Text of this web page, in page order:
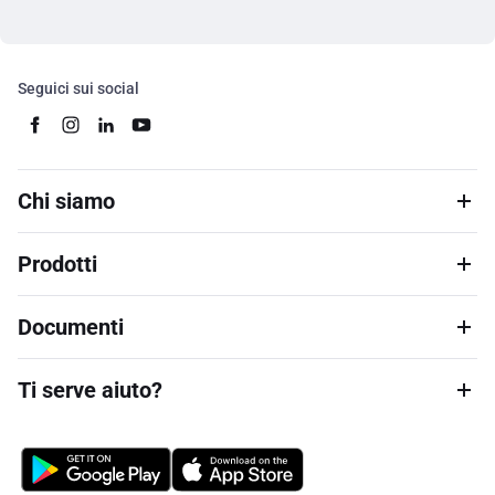
Seguici sui social
Chi siamo
Prodotti
Documenti
Ti serve aiuto?